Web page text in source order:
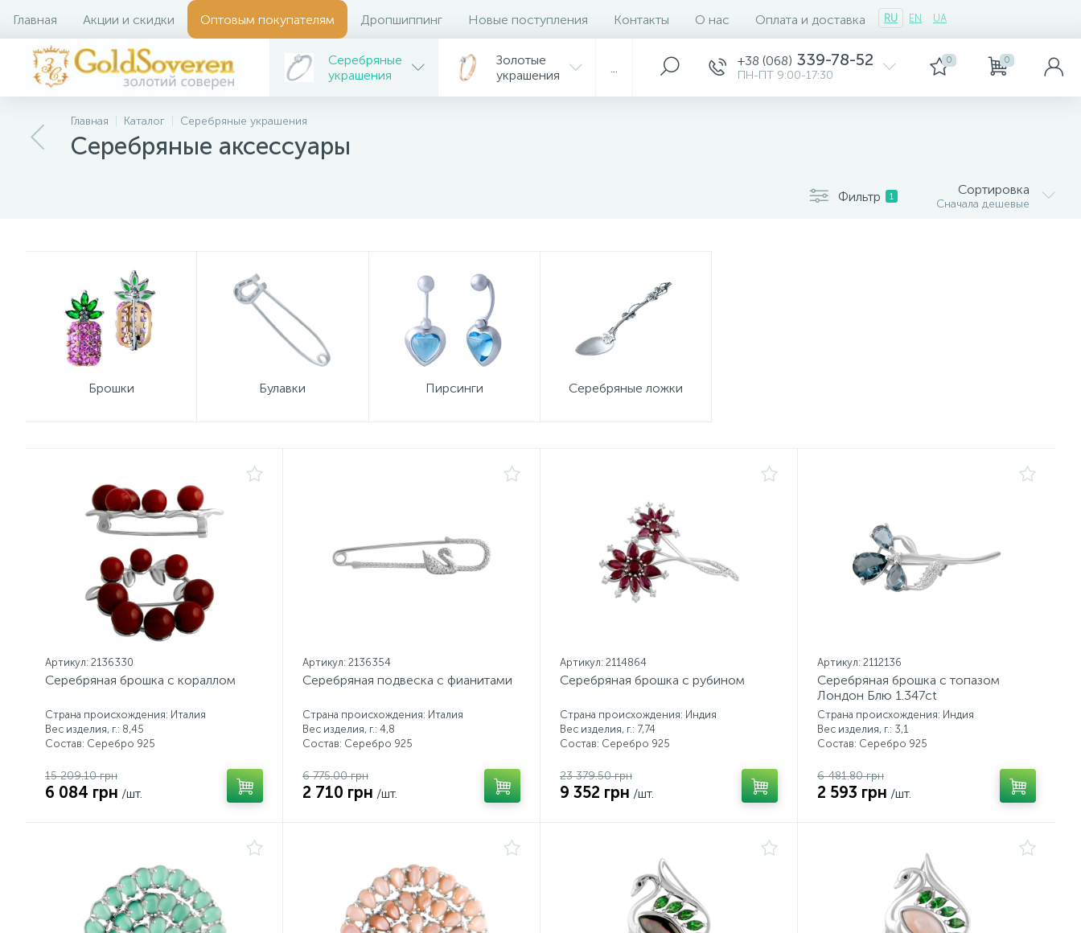
Главная Акции и скидки Оптовым покупателям Дропшиппинг Новые поступления Контакты О нас Оплата и доставка RU EN UA
Серебряные
украшения
Золотые
украшения
+38 (068) 339-78-52
ПН-ПТ 9:00-17:30
0 0
Главная Каталог Серебряные украшения
Серебряные аксессуары
Фильтр 1 Сортировка
Сначала дешевые
Брошки Булавки Пирсинги Серебряные ложки
Артикул: 2136330
Серебряная брошка с кораллом
Страна происхождения: Италия
Вес изделия, г.: 8,45
Состав: Серебро 925
15 209.10 грн
6 084 грн /шт.
Артикул: 2136354
Серебряная подвеска с фианитами
Страна происхождения: Италия
Вес изделия, г.: 4,8
Состав: Серебро 925
6 775.00 грн
2 710 грн /шт.
Артикул: 2114864
Серебряная брошка с рубином
Страна происхождения: Индия
Вес изделия, г.: 7,74
Состав: Серебро 925
23 379.50 грн
9 352 грн /шт.
Артикул: 2112136
Серебряная брошка с топазом
Лондон Блю 1.347ct
Страна происхождения: Индия
Вес изделия, г.: 3,1
Состав: Серебро 925
6 481.80 грн
2 593 грн /шт.